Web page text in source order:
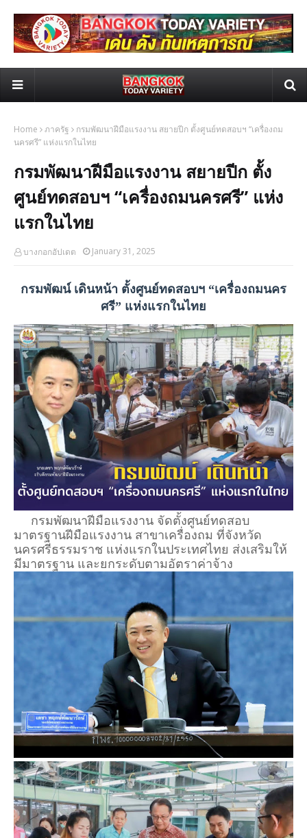
Home ภาครัฐ
กรมพัฒนาฝีมือแรงงาน สยายปีก ตั้งศูนย์ทดสอบฯ “เครื่องถม
นครศรี” แห่งแรกในไทย
กรมพัฒนาฝีมือแรงงาน สยายปีก ตั้ง
ศูนย์ทดสอบฯ “เครื่องถมนครศรี” แห่ง
แรกในไทย
บางกอกอัปเดต January 31, 2025
กรมพัฒน์ เดินหน้า ตั้งศูนย์ทดสอบฯ “เครื่องถมนคร
ศรี” แห่งแรกในไทย
กรมพัฒนาฝีมือแรงงาน จัดตั้งศูนย์ทดสอบ
มาตรฐานฝีมือแรงงาน สาขาเครื่องถม ที่จังหวัด
นครศรีธรรมราช แห่งแรกในประเทศไทย ส่งเสริมให้
มีมาตรฐาน และยกระดับตามอัตราค่าจ้าง